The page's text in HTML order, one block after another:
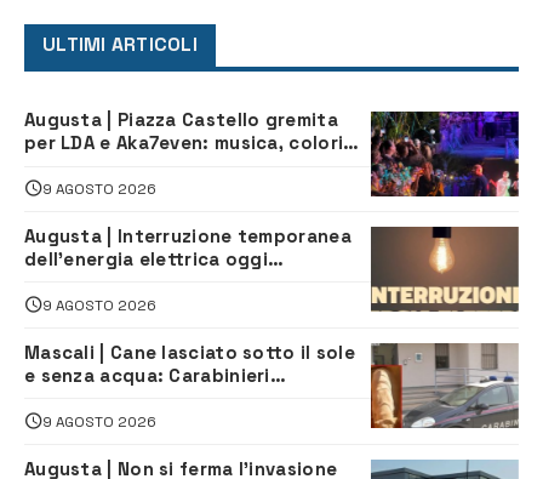
ULTIMI ARTICOLI
Augusta | Piazza Castello gremita
per LDA e Aka7even: musica, colori
9 AGOSTO 2026
Augusta | Interruzione temporanea
dell’energia elettrica oggi
lavori
9 AGOSTO 2026
Mascali | Cane lasciato sotto il sole
e senza acqua: Carabinieri
9 AGOSTO 2026
Augusta | Non si ferma l’invasione